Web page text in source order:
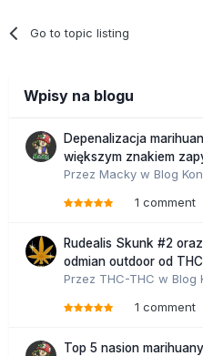
Go to topic listing
Wpisy na blogu
Depenalizacja
większym znakiem
Przez Macky w Blog
1 comment
Rudealis Skunk #2
odmian outdoor od
Przez THC-THC w Blog
1 comment
Top 5 nasion